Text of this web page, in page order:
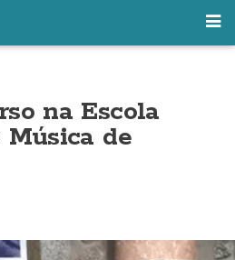
na Escola
de